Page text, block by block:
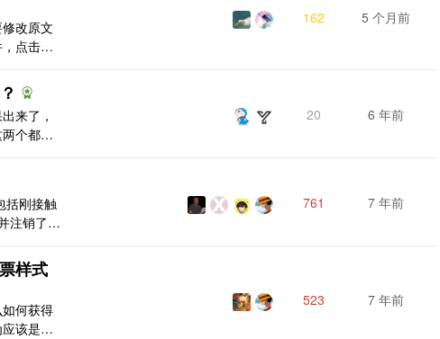
改原文
点击打
件夹。
] 思源
162 5 个月前
来了，
个都在
请假
20 6 年前
括刚接触
注销了，
客内容
入行多
熟的想
更 ..
761 7 年前
样式
何获得
该是基
523 7 年前